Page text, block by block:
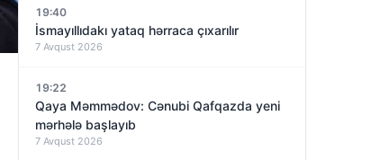
19:40
İsmayıllıdakı yataq hərraca çıxarılır
7 Avqust 2026
19:22
Qaya Məmmədov: Cənubi Qafqazda yeni
mərhələ başlayıb
7 Avqust 2026